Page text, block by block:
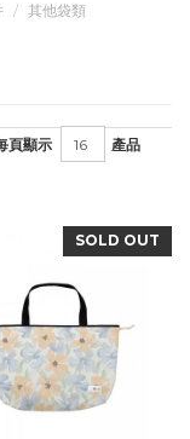
其他袋類
頁顯示 產品
SOLD OUT